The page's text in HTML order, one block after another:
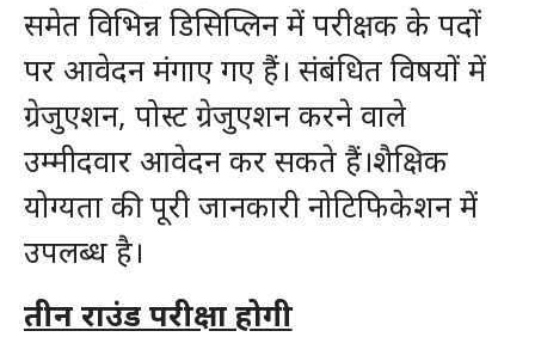
समेत विभिन्न डिसिप्लिन में परीक्षक के पदों
पर आवेदन मंगाए गए हैं। संबंधित विषयों में
ग्रेजुएशन, पोस्ट ग्रेजुएशन करने वाले
उम्मीदवार आवेदन कर सकते हैं।शैक्षिक
योग्यता की पूरी जानकारी नोटिफिकेशन में
उपलब्ध है।
तीन राउंड परीक्षा होगी